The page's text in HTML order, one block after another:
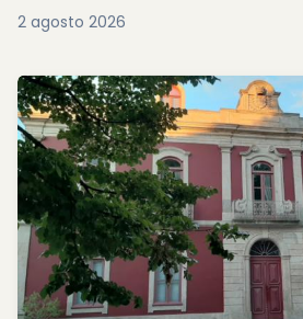
2 agosto 2026